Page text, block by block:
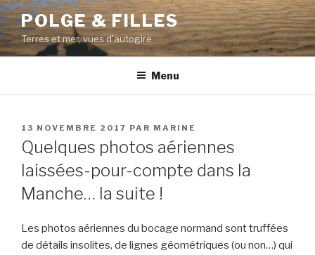
Aller
au
contenu
principal
POLGE & FILLES
Terres et mer, vues d'autogire
Menu
PUBLIÉ
LE
13 NOVEMBRE 2017 PAR MARINE
Quelques photos aériennes
laissées-pour-compte dans la
Manche… la suite !
Les photos aériennes du bocage normand sont truffées
de détails insolites, de lignes géométriques (ou non…) qui